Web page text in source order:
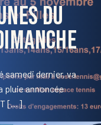
du
samedi dernier, va
pluie annoncée
[…]